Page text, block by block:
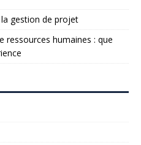
gestion de projet
ressources humaines : que